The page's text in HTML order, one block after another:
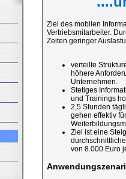
Ziel des mobilen
Vertriebsmitarbeiter.
Zeiten geringer
verteilte
höhere
Unternehmen.
Stetiges
und Trainings
2,5 Stunden
gehen effektiv
Ziel ist eine
von 8.000 Euro